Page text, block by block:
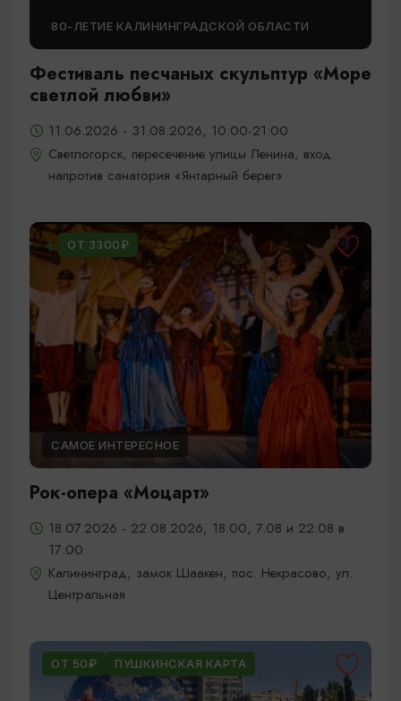
80-ЛЕТИЕ КАЛИНИНГРАДСКОЙ ОБЛАСТИ
Фестиваль песчаных скульптур «Море
светлой любви»
11.06.2026 - 31.08.2026, 10:00-21:00
Светлогорск, пересечение улицы Ленина, вход
напротив санатория «Янтарный берег»
ОТ 3300₽
САМОЕ ИНТЕРЕСНОЕ
Рок-опера «Моцарт»
18.07.2026 - 22.08.2026, 18:00, 7.08 и 22.08 в
17:00
Калининград, замок Шаакен, пос. Некрасово, ул.
Центральная
ОТ 50₽ ПУШКИНСКАЯ КАРТА